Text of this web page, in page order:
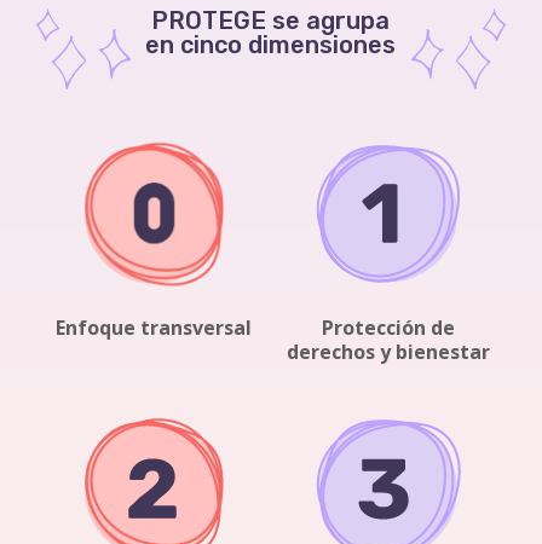
PROTEGE se agrupa
en cinco dimensiones
Enfoque transversal
Protección de
derechos y bienestar